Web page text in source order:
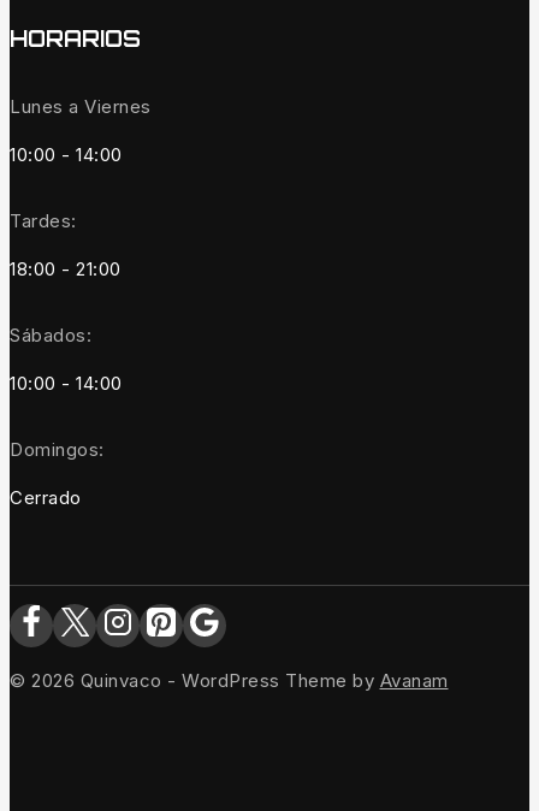
HORARIOS
Lunes a Viernes
10:00 - 14:00
Tardes:
18:00 - 21:00
Sábados:
10:00 - 14:00
Domingos:
Cerrado
© 2026 Quinvaco - WordPress Theme by Avanam